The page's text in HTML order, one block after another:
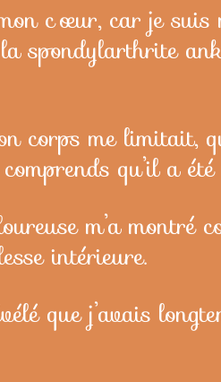
cœur, car je suis
spondylarthrite
corps me limitait,
qu’il a
m’a montré
intérieure.
que j’avais